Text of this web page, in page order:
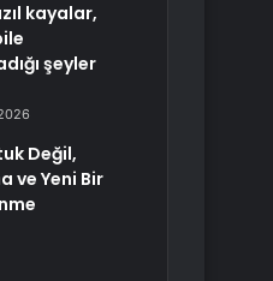
kayalar,
şeyler
Değil,
ve Yeni Bir